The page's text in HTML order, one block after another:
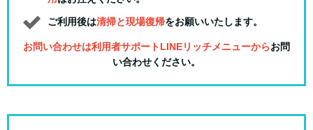
ご利用後は清掃と現場復帰をお願いいたします。
お問い合わせは利用者サポートLINEリッチメニューからお問
い合わせください。